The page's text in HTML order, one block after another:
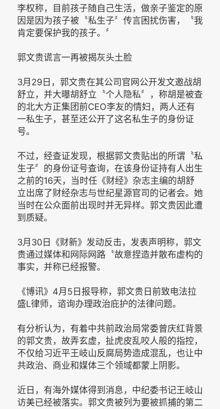
李权称，目前孩子随自己生活，做亲子鉴定的原
因是因为孩子被〝私生子〞传言困扰伤害，〝我
肯定要保护我的孩子。〞
郭文贵谎言一再被揭灰头土脸
3月29日，郭文贵在其公司官网公开发文邀战胡
舒立，并大曝胡舒立〝个人隐私〞，称胡是被查
的北大方正集团前CEO李友的情妇，两人还有
一私生子，甚至还公开了这名私生子的身份证
号。
不过，经查证发现，根据郭文贵贴出的所谓〝私
生子〞的身份证号查询，在该身份证持有人出生
之前的16天，当时任《财经》杂志主编的胡舒
立出席了财经杂志与世纪星源官司的记者会。她
当时在公众面前出现时并无异样。郭文贵因此遭
到质疑。
3月30日《财新》发动反击，发表声明称，郭文
贵通过媒体和网际网路〝故意捏造并散布虚构的
事实，并称已经报警。
《博讯》4月5日报导称，郭文贵日前致电法拉
盛L律师，谘询办理政治庇护的法律问题。
有分析认为，有着中共前政治局常委曾庆红背景
的郭文贵，故弄玄虚，扯虎皮乱咬人般的指控，
不仅给习近平王岐山反腐局势造成混乱，也让中
共政治、商业和媒体三个领域都蒙上阴影。
近日，有海外媒体得到消息，中纪委书记王岐山
访美已经被落实。郭文贵被列为要被抓捕的第二